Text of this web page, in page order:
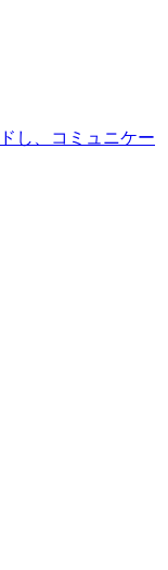
し、コミュニケー